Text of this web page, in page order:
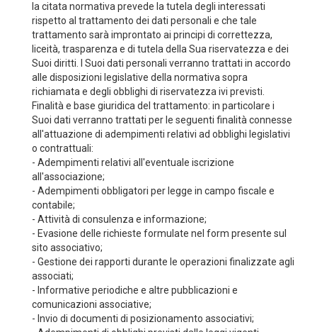
la citata normativa prevede la tutela degli interessati
rispetto al trattamento dei dati personali e che tale
trattamento sarà improntato ai principi di correttezza,
liceità, trasparenza e di tutela della Sua riservatezza e dei
Suoi diritti. I Suoi dati personali verranno trattati in accordo
alle disposizioni legislative della normativa sopra
richiamata e degli obblighi di riservatezza ivi previsti.
Finalità e base giuridica del trattamento: in particolare i
Suoi dati verranno trattati per le seguenti finalità connesse
all'attuazione di adempimenti relativi ad obblighi legislativi
o contrattuali:
- Adempimenti relativi all'eventuale iscrizione
all'associazione;
- Adempimenti obbligatori per legge in campo fiscale e
contabile;
- Attività di consulenza e informazione;
- Evasione delle richieste formulate nel form presente sul
sito associativo;
- Gestione dei rapporti durante le operazioni finalizzate agli
associati;
- Informative periodiche e altre pubblicazioni e
comunicazioni associative;
- Invio di documenti di posizionamento associativi;